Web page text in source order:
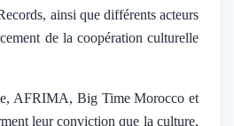
ainsi que différents acteurs
de la coopération culturelle
AFRIMA, Big Time Morocco et
leur conviction que la culture,